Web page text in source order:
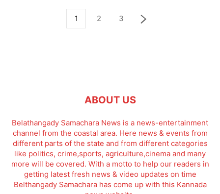
1 2 3
ABOUT US
Belathangady Samachara News is a news-entertainment
channel from the coastal area. Here news & events from
different parts of the state and from different categories
like politics, crime,sports, agriculture,cinema and many
more will be covered. With a motto to help our readers in
getting latest fresh news & video updates on time
Belthangady Samachara has come up with this Kannada